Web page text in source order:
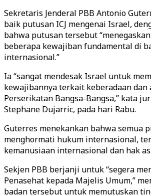
Sekretaris Jenderal PBB Antonio
baik putusan ICJ mengenai Israel,
bahwa putusan tersebut
beberapa kewajiban fundamental di
internasional.”
Ia “sangat mendesak Israel untuk
kewajibannya terkait keberadaan dan
Perserikatan Bangsa-Bangsa,” kata
Stephane Dujarric, pada hari Rabu.
Guterres menekankan bahwa semua
menghormati hukum internasional,
kemanusiaan internasional dan hak
Sekjen PBB berjanji untuk “segera
Penasehat kepada Majelis Umum,”
badan tersebut untuk memutuskan